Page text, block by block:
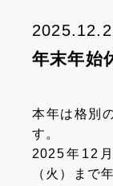
年末年始
本年は格別
す。
2025年12
（火）まで